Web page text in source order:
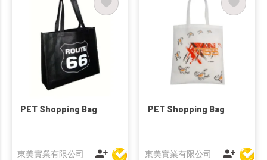
PET Shopping Bag
東美實業有限公司
PET Shopping Bag
東美實業有限公司